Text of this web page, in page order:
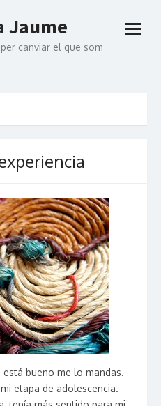
Jaume
canviar el que som
open
bueno me lo mandas.
etapa de adolescencia.